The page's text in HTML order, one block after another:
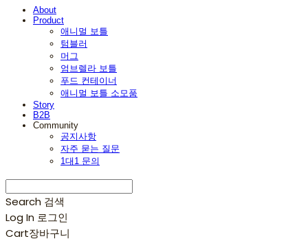
About
Product
애니멀 보틀
텀블러
머그
엄브렐라 보틀
푸드 컨테이너
애니멀 보틀 소모품
Story
B2B
Community
공지사항
자주 묻는 질문
1대1 문의
Search 검색
Log In 로그인
Cart장바구니